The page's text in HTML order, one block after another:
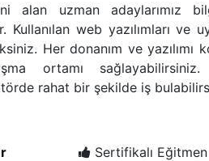
ni alan uzman adaylarımız
web yazılımları ve
Her donanım ve yazılımı
ortamı sağlayabilirsiniz.
rahat bir şekilde iş
Sertifikalı Eğitmen​